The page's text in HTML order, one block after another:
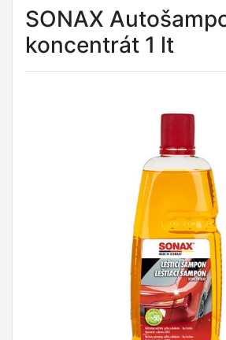
SONAX
koncentrát 1 lt